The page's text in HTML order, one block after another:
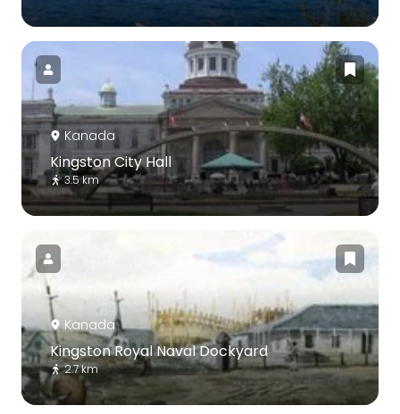
Kanada
Kingston City Hall
3.5 km
Kanada
Kingston Royal Naval Dockyard
2.7 km